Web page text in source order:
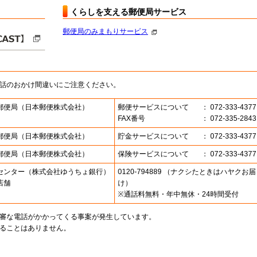
くらしを支える郵便局サービス
郵便局のみまもりサービス
おかけ間違いにご注意ください。
便局 （日本郵便株式会社） 郵便サービスについて
： 072-333-4377
FAX番号
： 072-335-2843
便局 （日本郵便株式会社） 貯金サービスについて ： 072-333-4377
便局 （日本郵便株式会社） 保険サービスについて ： 072-333-4377
ンター （株式会社ゆうちょ銀行）
舗
0120-794889 （ナクシたときはハヤクお届
け）
※通話料無料・年中無休・24時間受付
電話がかかってくる事案が発生しています。
ことはありません。